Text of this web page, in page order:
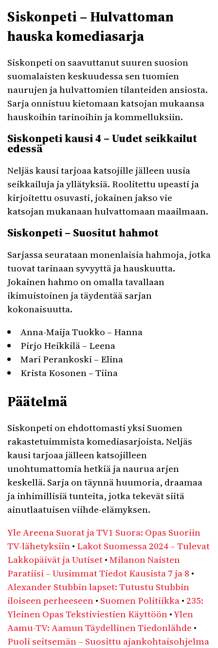
Siskonpeti – Hulvattoman
hauska komediasarja
Siskonpeti on saavuttanut suuren suosion
suomalaisten keskuudessa sen tuomien
naurujen ja hulvattomien tilanteiden ansiosta.
Sarja onnistuu kietomaan katsojan mukaansa
hauskoihin tarinoihin ja kommelluksiin.
Siskonpeti kausi 4 – Uudet seikkailut
edessä
Neljäs kausi tarjoaa katsojille jälleen uusia
seikkailuja ja yllätyksiä. Roolitettu upeasti ja
kirjoitettu osuvasti, jokainen jakso vie
katsojan mukanaan hulvattomaan maailmaan.
Siskonpeti – Suositut hahmot
Sarjassa seurataan monenlaisia hahmoja, jotka
tuovat tarinaan syvyyttä ja hauskuutta.
Jokainen hahmo on omalla tavallaan
ikimuistoinen ja täydentää sarjan
kokonaisuutta.
Anna-Maija Tuokko – Hanna
Pirjo Heikkilä – Leena
Mari Perankoski – Elina
Krista Kosonen – Tiina
Päätelmä
Siskonpeti on ehdottomasti yksi Suomen
rakastetuimmista komediasarjoista. Neljäs
kausi tarjoaa jälleen katsojilleen
unohtumattomia hetkiä ja naurua arjen
keskellä. Sarja on täynnä huumoria, draamaa
ja inhimillisiä tunteita, jotka tekevät siitä
ainutlaatuisen viihde-elämyksen.
Yle Areena Suorat ja TV1 Suora: Opas Suoriin
TV-lähetyksiin• Lakot Suomessa 2024 – Tulevat
Lakkopäivät ja Uutiset•Milanon Naisten
Paratiisi – Uusimmat Tiedot Kausista 7 ja 8 •
Alexander Stubbin lapset: Tutustu Stubbin
iloiseen perheeseen• Suomen Politiikka• 235:
Yleinen Opas Tekstiviestien Käyttöön•Ylen
Aamu-TV: Aamun Täydellinen Tiedonlähde •
Puoli seitsemän – Suosittu ajankohtaisohjelma